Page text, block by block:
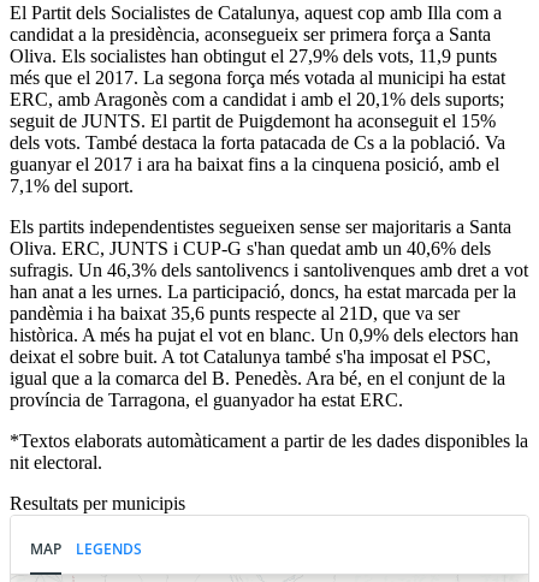
El Partit dels Socialistes de Catalunya, aquest cop amb Illa com a
candidat a la presidència, aconsegueix ser primera força a Santa
Oliva. Els socialistes han obtingut el 27,9% dels vots, 11,9 punts
més que el 2017. La segona força més votada al municipi ha estat
ERC, amb Aragonès com a candidat i amb el 20,1% dels suports;
seguit de JUNTS. El partit de Puigdemont ha aconseguit el 15%
dels vots. També destaca la forta patacada de Cs a la població. Va
guanyar el 2017 i ara ha baixat fins a la cinquena posició, amb el
7,1% del suport.
Els partits independentistes segueixen sense ser majoritaris a Santa
Oliva. ERC, JUNTS i CUP-G s'han quedat amb un 40,6% dels
sufragis. Un 46,3% dels santolivencs i santolivenques amb dret a vot
han anat a les urnes. La participació, doncs, ha estat marcada per la
pandèmia i ha baixat 35,6 punts respecte al 21D, que va ser
històrica. A més ha pujat el vot en blanc. Un 0,9% dels electors han
deixat el sobre buit. A tot Catalunya també s'ha imposat el PSC,
igual que a la comarca del B. Penedès. Ara bé, en el conjunt de la
província de Tarragona, el guanyador ha estat ERC.
*Textos elaborats automàticament a partir de les dades disponibles la
nit electoral.
Resultats per municipis